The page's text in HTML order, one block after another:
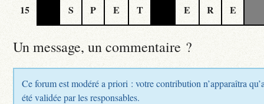
15 S P E T E R E
Un message, un commentaire ?
Ce forum est modéré a priori : votre contribution n’apparaîtra
été validée par les responsables.